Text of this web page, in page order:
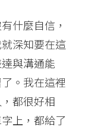
什麼自信，
深知要在這
與溝通能
。我在這裡
都很好相
上，都給了